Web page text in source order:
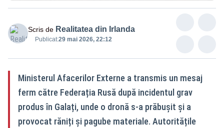
Scris de Realitatea din Irlanda
Publicat:29 mai 2026, 22:12
Ministerul Afacerilor Externe a transmis un mesaj
ferm către Federația Rusă după incidentul grav
produs în Galați, unde o dronă s-a prăbușit și a
provocat răniți și pagube materiale. Autoritățile